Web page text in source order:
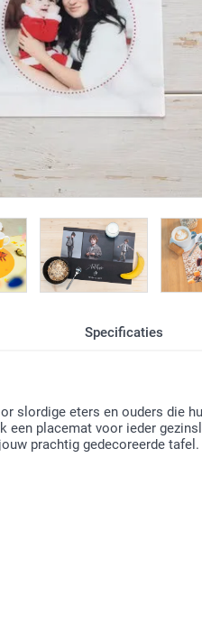
Specificaties
slordige eters en ouders die
een placemat voor ieder
prachtig gedecoreerde tafel.